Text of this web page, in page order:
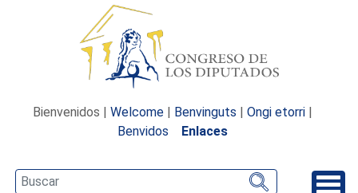
Bienvenidos | Welcome | Benvinguts | Ongi etorri |
Benvidos
Enlaces